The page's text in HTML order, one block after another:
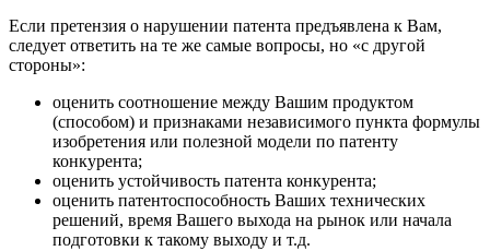
Если претензия о нарушении патента предъявлена к Вам,
следует ответить на те же самые вопросы, но «с другой
стороны»:
оценить соотношение между Вашим продуктом
(способом) и признаками независимого пункта формулы
изобретения или полезной модели по патенту
конкурента;
оценить устойчивость патента конкурента;
оценить патентоспособность Ваших технических
решений, время Вашего выхода на рынок или начала
подготовки к такому выходу и т.д.